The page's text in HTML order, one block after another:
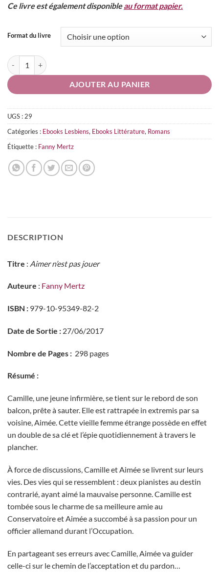
Ce livre est également disponible au format papier.
Format du livre
quantité de Aimer n'est pas Jouer
AJOUTER AU PANIER
UGS : 29
Catégories : Ebooks Lesbiens, Ebooks Littérature, Romans
Étiquette : Fanny Mertz
DESCRIPTION
Titre : Aimer n’est pas jouer
Auteure : Fanny Mertz
ISBN : 979-10-95349-82-2
Date de Sortie : 27/06/2017
Nombre de Pages : 298 pages
Résumé :
Camille, une jeune infirmière, se tient sur le rebord de son
balcon, prête à sauter. Elle est rattrapée in extremis par sa
voisine, Aimée. Cette vieille femme étrange possède en effet
un double de sa clé et l’épie quotidiennement à travers le
plancher.
À force de discussions, Camille et Aimée se livrent sur leurs
vies. Des vies qui se ressemblent : deux pianistes au destin
contrarié, ayant aimé la mauvaise personne. Camille est
tombée sous le charme de sa meilleure amie au
Conservatoire et Aimée a succombé à sa passion pour un
officier allemand durant l’Occupation.
En partageant ses erreurs avec Camille, Aimée va guider
celle-ci sur le chemin de l’acceptation et du pardon…